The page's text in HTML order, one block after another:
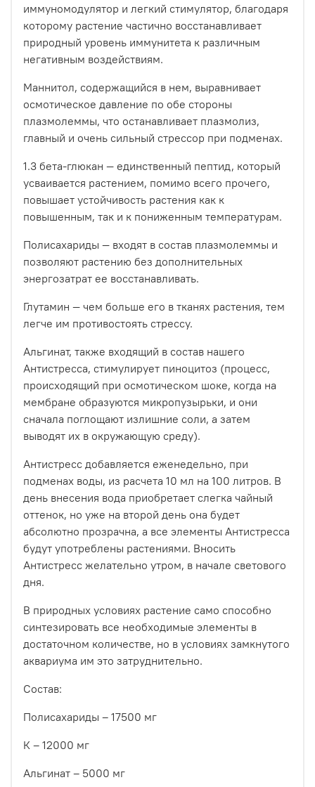
иммуномодулятор и легкий стимулятор, благодаря
которому растение частично восстанавливает
природный уровень иммунитета к различным
негативным воздействиям.
Маннитол, содержащийся в нем, выравнивает
осмотическое давление по обе стороны
плазмолеммы, что останавливает плазмолиз,
главный и очень сильный стрессор при подменах.
1.3 бета-глюкан — единственный пептид, который
усваивается растением, помимо всего прочего,
повышает устойчивость растения как к
повышенным, так и к пониженным температурам.
Полисахариды — входят в состав плазмолеммы и
позволяют растению без дополнительных
энергозатрат ее восстанавливать.
Глутамин — чем больше его в тканях растения, тем
легче им противостоять стрессу.
Альгинат, также входящий в состав нашего
Антистресса, стимулирует пиноцитоз (процесс,
происходящий при осмотическом шоке, когда на
мембране образуются микропузырьки, и они
сначала поглощают излишние соли, а затем
выводят их в окружающую среду).
Антистресс добавляется еженедельно, при
подменах воды, из расчета 10 мл на 100 литров. В
день внесения вода приобретает слегка чайный
оттенок, но уже на второй день она будет
абсолютно прозрачна, а все элементы Антистресса
будут употреблены растениями. Вносить
Антистресс желательно утром, в начале светового
дня.
В природных условиях растение само способно
синтезировать все необходимые элементы в
достаточном количестве, но в условиях замкнутого
аквариума им это затруднительно.
Состав:
Полисахариды – 17500 мг
К – 12000 мг
Альгинат – 5000 мг